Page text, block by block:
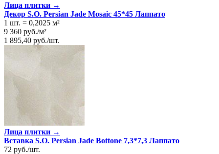
Лица плитки →
Декор S.O. Persian Jade Mosaic 45*45 Лаппато
1 шт. = 0,2025 м²
9 360 руб./м²
1 895,40 руб./шт.
Лица плитки →
Вставка S.O. Persian Jade Bottone 7,3*7,3 Лаппато
72 руб./шт.